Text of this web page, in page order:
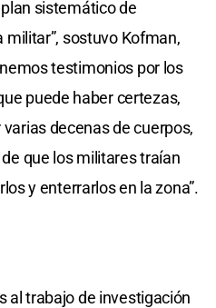
sistemático de
sostuvo Kofman,
testimonios por los
puede haber certezas,
decenas de cuerpos,
que los militares traían
y enterrarlos en la zona”.
al trabajo de investigación